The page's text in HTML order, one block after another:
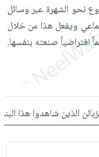
‏النزوع نحو الشهرة عبر وسائل
ويفعل هذا من خلال
صنعته بنفسها.
الذين شاهدوا هذا